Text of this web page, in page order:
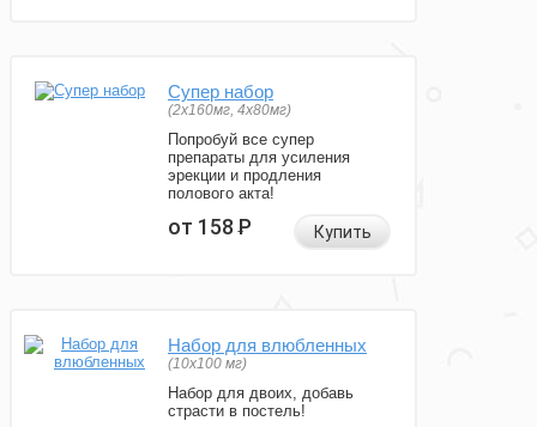
Супер набор
(2х160мг, 4х80мг)
Попробуй все супер
препараты для усиления
эрекции и продления
полового акта!
от 158Р Купить
Набор для влюбленных
(10х100 мг)
Набор для двоих, добавь
страсти в постель!